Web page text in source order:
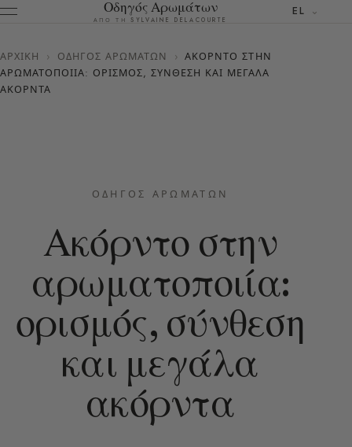
Οδηγός Αρωμάτων
ΑΠΌ ΤΗ SYLVAINE DELACOURTE
EL
ΑΡΧΙΚΉ › ΟΔΗΓΌΣ ΑΡΩΜΆΤΩΝ › ΑΚΌΡΝΤΟ ΣΤΗΝ
ΑΡΩΜΑΤΟΠΟΙΊΑ: ΟΡΙΣΜΌΣ, ΣΎΝΘΕΣΗ ΚΑΙ ΜΕΓΆΛΑ
ΑΚΌΡΝΤΑ
ΟΔΗΓΌΣ ΑΡΩΜΆΤΩΝ
Ακόρντο στην
αρωματοποιία:
ορισμός, σύνθεση
και μεγάλα
ακόρντα